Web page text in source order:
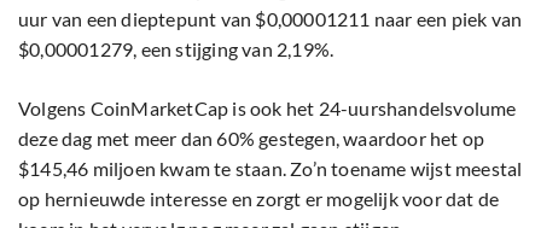
uur van een dieptepunt van $0,00001211 naar een piek van
$0,00001279, een stijging van 2,19%.
Volgens CoinMarketCap is ook het 24-uurshandelsvolume
deze dag met meer dan 60% gestegen, waardoor het op
$145,46 miljoen kwam te staan. Zo’n toename wijst meestal
op hernieuwde interesse en zorgt er mogelijk voor dat de